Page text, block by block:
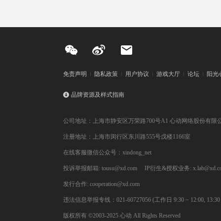
免责声明 隐私政策 用户协议 游戏大厅 论坛 阳光
品牌资源及样式指南
公司地址：上海市静安区万荣路700号A1 心动网络股份有限
注册地址：上海市闵行区东川路555号戊楼1166室
在线客服微信公众号：xindong_net
投诉举报邮箱: tousu@xd.com IP衍生&授权业务:
发行合作: cooperation@xd.com
违法信息举报专线：021-60727056 (工作日 9:30 ~ 12:00, 13:30
版权所有 ©2003-2025 心动 All Rights Reserved